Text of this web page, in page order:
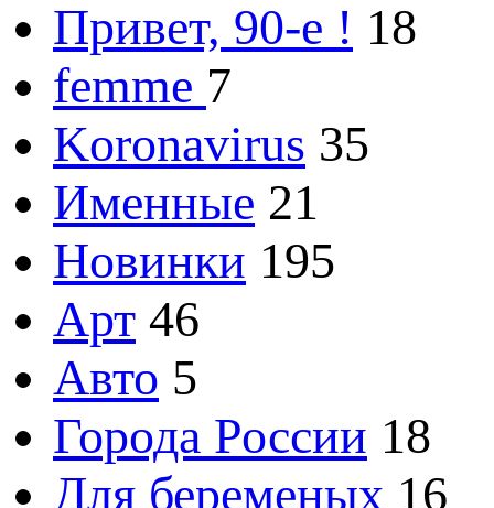
Привет, 90-е ! 18
femme 7
Koronavirus 35
Именные 21
Новинки 195
Арт 46
Авто 5
Города России 18
Для беременых 16